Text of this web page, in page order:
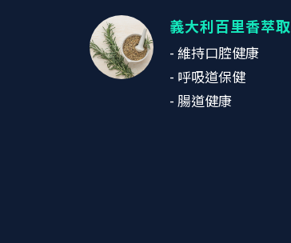
義大利百里香萃取
- 維持口腔健康
- 呼吸道保健
- 腸道健康